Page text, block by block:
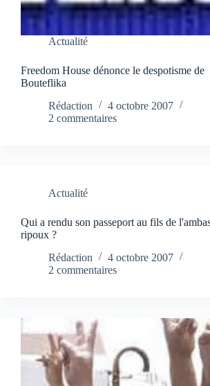
Actualité
Freedom House dénonce le despotisme de
Bouteflika
Rédaction
4 octobre 2007
2 commentaires
Actualité
Qui a rendu son passeport au fils de
ripoux ?
Rédaction
4 octobre 2007
2 commentaires